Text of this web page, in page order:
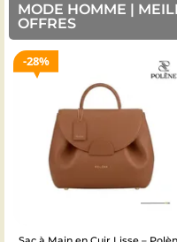
MODE HOMME |
OFFRES
14%